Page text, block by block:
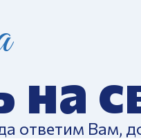
на
ответим Вам,